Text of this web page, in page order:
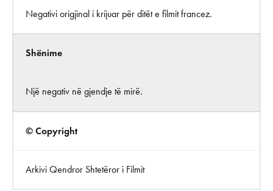
Negativi origjinal i krijuar për ditët e filmit francez.
Shënime
Një negativ në gjendje të mirë.
© Copyright
Arkivi Qendror Shtetëror i Filmit